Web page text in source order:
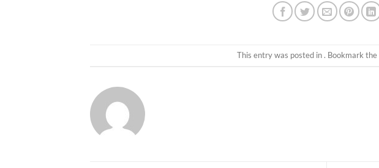
This entry was posted in . Bookmark the